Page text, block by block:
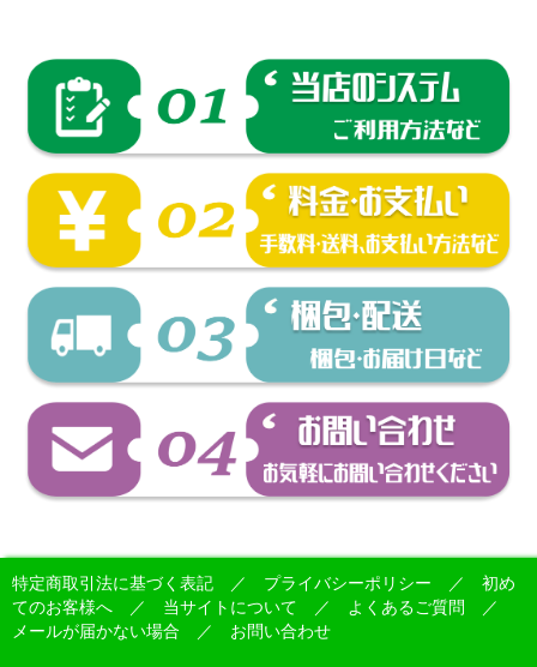
特定商取引法に基づく表記 ／ プライバシーポリシー ／ 初め
てのお客様へ ／ 当サイトについて ／ よくあるご質問 ／
メールが届かない場合 ／ お問い合わせ